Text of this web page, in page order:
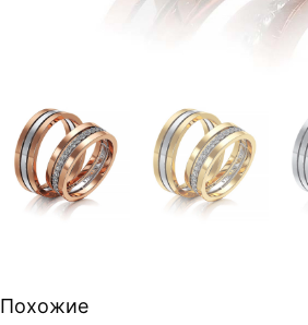
Похожие